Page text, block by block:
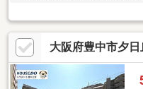
大阪府豊中市夕